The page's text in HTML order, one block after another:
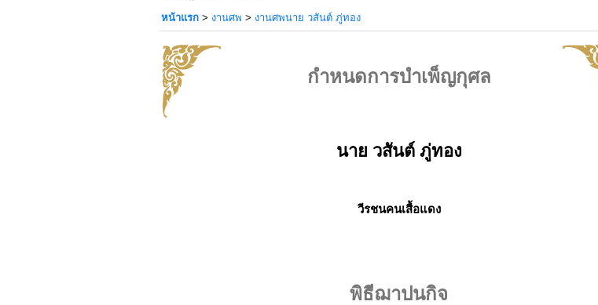
หน้าแรก > งานศพ > งานศพนาย วสันต์ ภู่ทอง
กำหนดการบำเพ็ญกุศล
นาย วสันต์ ภู่ทอง
วีรชนคนเสื้อแดง
พิธีฌาปนกิจ